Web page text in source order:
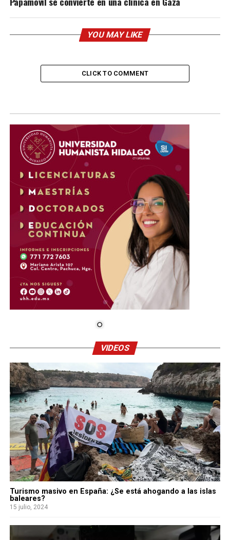
YOU MAY LIKE
CLICK TO COMMENT
VIDEOS
Turismo masivo en España: ¿Se está ahogando a las islas
baleares?
15 julio, 2024